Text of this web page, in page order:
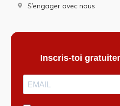
S’engager avec nous